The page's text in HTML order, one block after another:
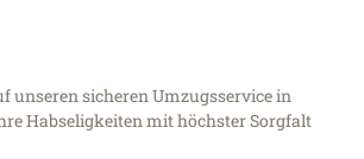
unseren sicheren Umzugsservice in
Habseligkeiten mit höchster Sorgfalt